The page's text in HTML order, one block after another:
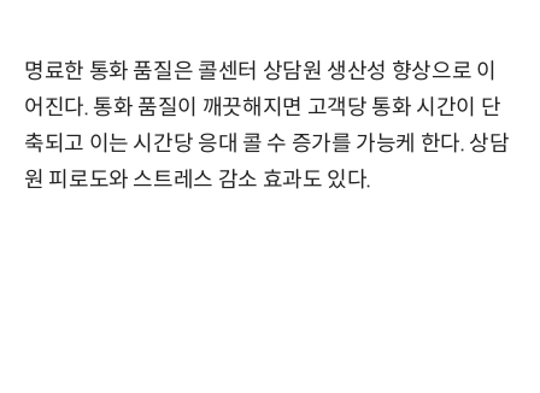
명료한 통화 품질은 콜센터 상담원 생산성 향상으로 이
어진다. 통화 품질이 깨끗해지면 고객당 통화 시간이 단
축되고 이는 시간당 응대 콜 수 증가를 가능케 한다. 상담
원 피로도와 스트레스 감소 효과도 있다.